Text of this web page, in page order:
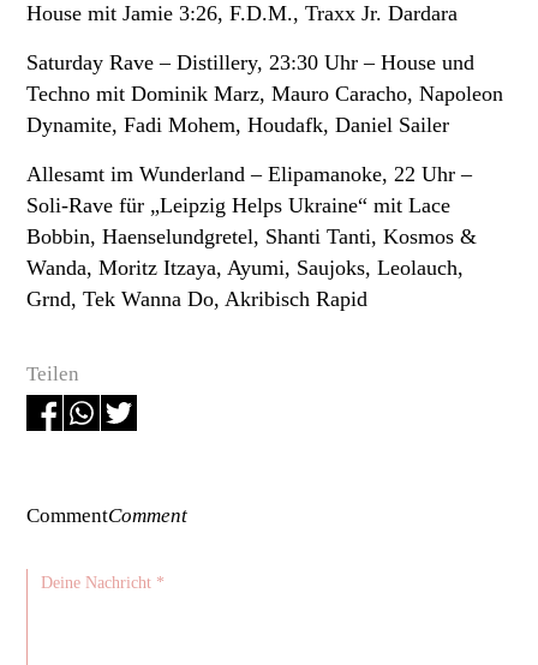
Teilen
House mit Jamie 3:26, F.D.M., Traxx Jr. Dardara
Saturday Rave –Distillery, 23:30 Uhr – House und
Techno mit Dominik Marz, Mauro Caracho, Napoleon
Dynamite, Fadi Mohem, Houdafk, Daniel Sailer
Allesamt im Wunderland – Elipamanoke, 22 Uhr –
Soli-Rave für „Leipzig Helps Ukraine“ mit Lace
Bobbin, Haenselundgretel, Shanti Tanti, Kosmos &
Wanda, Moritz Itzaya, Ayumi, Saujoks, Leolauch,
Grnd, Tek Wanna Do, Akribisch Rapid
CommentComment